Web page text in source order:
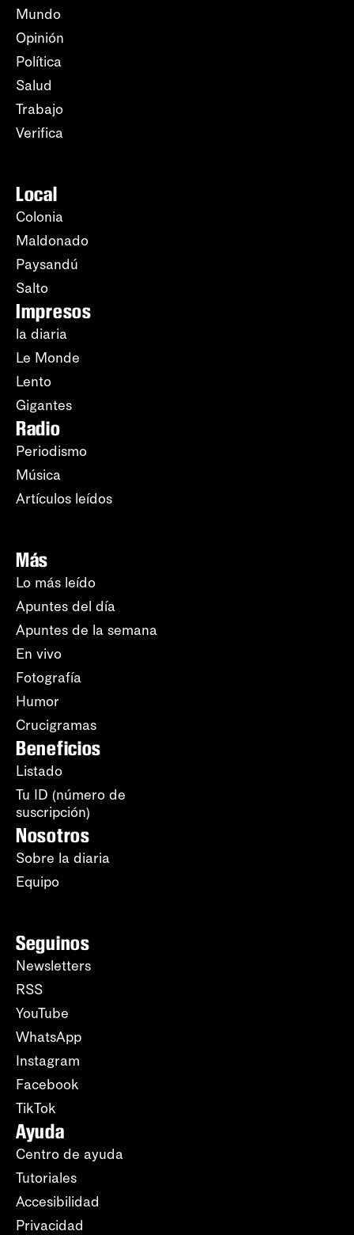
Mundo
Opinión
Política
Salud
Trabajo
Verifica
Local
Colonia
Maldonado
Paysandú
Salto
Impresos
la diaria
Le Monde
Lento
Gigantes
Radio
Periodismo
Música
Artículos leídos
Más
Lo más leído
Apuntes del día
Apuntes de la semana
En vivo
Fotografía
Humor
Crucigramas
Beneficios
Listado
Tu ID (número de
suscripción)
Nosotros
Sobre la diaria
Equipo
Seguinos
Newsletters
RSS
YouTube
WhatsApp
Instagram
Facebook
TikTok
Ayuda
Centro de ayuda
Tutoriales
Accesibilidad
Privacidad